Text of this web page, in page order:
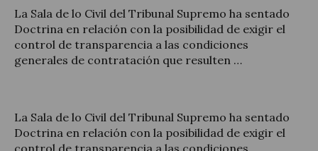
News and Articles
La Sala de lo Civil del Tribunal Supremo ha sentado
Doctrina en relación con la posibilidad de exigir el
control de transparencia a las condiciones
generales de contratación que resulten …
La Sala de lo Civil del Tribunal Supremo ha sentado
Doctrina en relación con la posibilidad de exigir el
control de transparencia a las condiciones